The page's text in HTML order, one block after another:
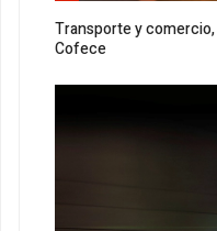
Transporte y
Cofece